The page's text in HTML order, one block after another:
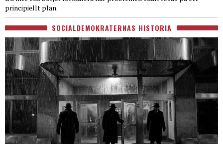
principiellt plan.
SOCIALDEMOKRATERNAS HISTORIA